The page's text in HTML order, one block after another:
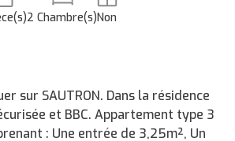
2 Chambre(s)Non
sur SAUTRON. Dans la résidence
et BBC. Appartement type 3
: Une entrée de 3,25m², Un